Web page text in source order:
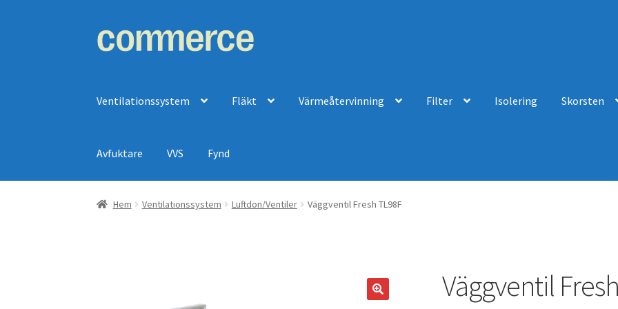
Hoppa
till
Hoppa
till
Ventilationssystem Fläkt Värmeåtervinning Filter Isolering Skorsten
Avfuktare VVS Fynd
Hem Ventilationssystem Luftdon/Ventiler Väggventil Fresh TL98F
Väggventil